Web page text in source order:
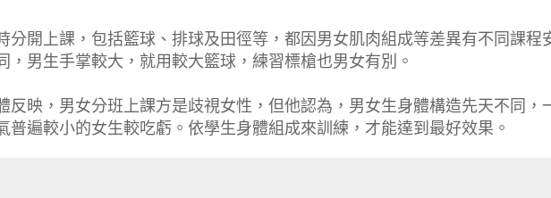
分開上課，包括籃球、排球及田徑等，都因男女肌肉組成等差異有不同課程
，男生手掌較大，就用較大籃球，練習標槍也男女有別。
反映，男女分班上課方是歧視女性，但他認為，男女生身體構造先天不同，
普遍較小的女生較吃虧。依學生身體組成來訓練，才能達到最好效果。